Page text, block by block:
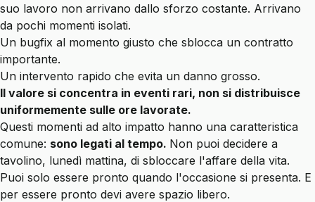
suo lavoro non arrivano dallo sforzo costante. Arrivano
da pochi momenti isolati.
Un bugfix al momento giusto che sblocca un contratto
importante.
Un intervento rapido che evita un danno grosso.
Il valore si concentra in eventi rari, non si distribuisce
uniformemente sulle ore lavorate.
Questi momenti ad alto impatto hanno una caratteristica
comune: sono legati al tempo. Non puoi decidere a
tavolino, lunedì mattina, di sbloccare l'affare della vita.
Puoi solo essere pronto quando l'occasione si presenta. E
per essere pronto devi avere spazio libero.